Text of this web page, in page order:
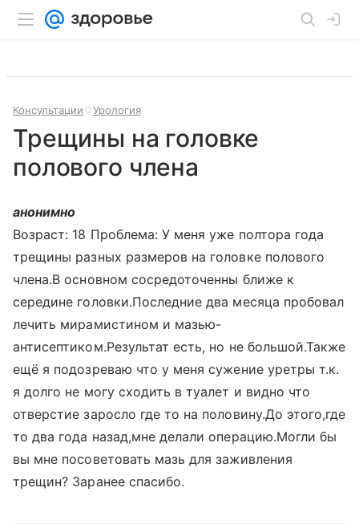
Консультации Урология
Трещины на головке
полового члена
анонимно
Возраст: 18 Проблема: У меня уже полтора года
трещины разных размеров на головке полового
члена.В основном сосредоточенны ближе к
середине головки.Последние два месяца пробовал
лечить мирамистином и мазью-
антисептиком.Результат есть, но не большой.Также
ещё я подозреваю что у меня сужение уретры т.к.
я долго не могу сходить в туалет и видно что
отверстие заросло где то на половину.До этого,где
то два года назад,мне делали операцию.Могли бы
вы мне посоветовать мазь для заживления
трещин? Заранее спасибо.